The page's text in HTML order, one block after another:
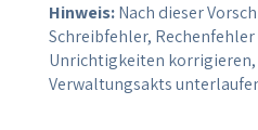
Hinweis:Nach dieser
Schreibfehler,
Unrichtigkeiten korrigieren,
Verwaltungsakts